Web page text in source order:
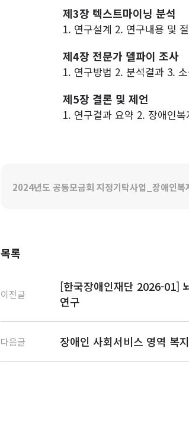
제3장 텍스트마이닝 분석
1. 연구설계 2. 연구내용 및
제4장 전문가 델파이 조사
1. 연구방법 2. 분석결과 3.
제5장 결론 및 제언
1. 연구결과 요약 2. 장애인
2024년도 공동모금회 지정기탁사업_장애인
목록
이전글
[한국장애인재단 2026-01]
연구
다음글 장애인 사회서비스 영역 복